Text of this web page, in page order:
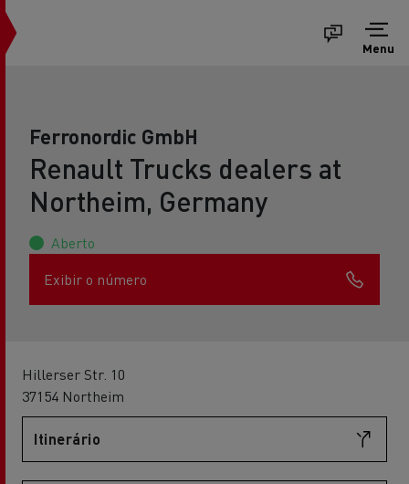
Menu
Ferronordic GmbH
Renault Trucks dealers at
Northeim, Germany
Aberto
Exibir o número
Hillerser Str. 10
37154 Northeim
Itinerário